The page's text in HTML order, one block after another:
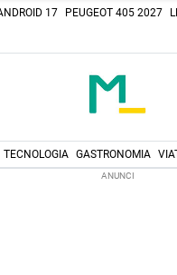
17 PEUGEOT 405 2027
TECNOLOGIA GASTRONOMIA